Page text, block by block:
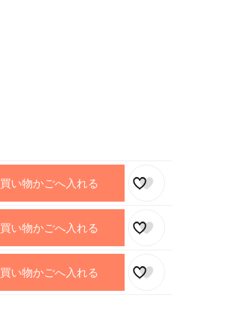
買い物かごへ入れる
買い物かごへ入れる
買い物かごへ入れる